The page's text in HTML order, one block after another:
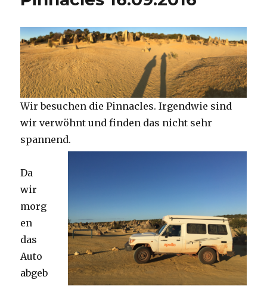
Wir besuchen die Pinnacles. Irgendwie sind
wir verwöhnt und finden das nicht sehr
spannend.
Da
wir
morg
en
das
Auto
abgeb